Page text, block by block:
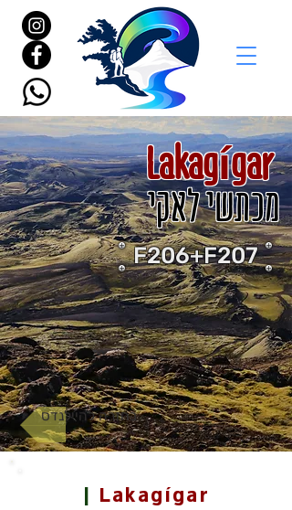
מכתשי לאקי
Lakagígar
F206+F207
בחזרה להיילנדס
Lakagígar
|